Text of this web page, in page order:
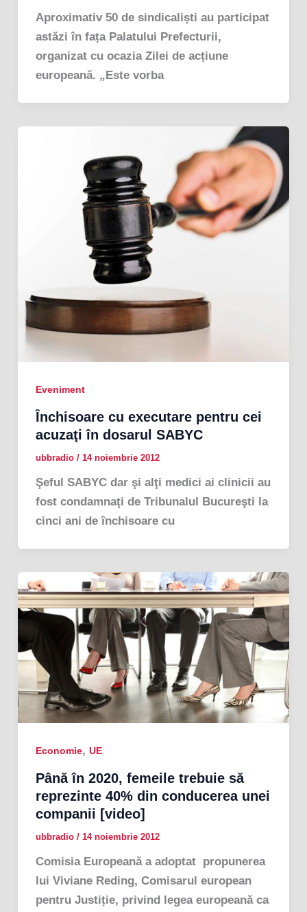
Aproximativ 50 de sindicaliști au participat
astăzi în fața Palatului Prefecturii,
organizat cu ocazia Zilei de acțiune
europeană. „Este vorba
Eveniment
Ȋnchisoare cu executare pentru cei
acuzaţi în dosarul SABYC
ubbradio / 14 noiembrie 2012
Şeful SABYC dar şi alţi medici ai clinicii au
fost condamnaţi de Tribunalul Bucureşti la
cinci ani de închisoare cu
Economie, UE
Până în 2020, femeile trebuie să
reprezinte 40% din conducerea unei
companii [video]
ubbradio / 14 noiembrie 2012
Comisia Europeană a adoptat propunerea
lui Viviane Reding, Comisarul european
pentru Justiție, privind legea europeană ca